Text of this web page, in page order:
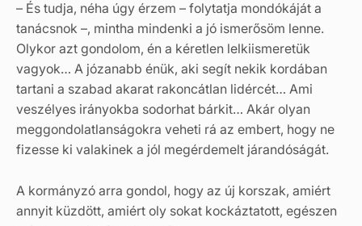
– És tudja, néha úgy érzem – folytatja mondókáját a
tanácsnok –, mintha mindenki a jó ismerősöm lenne.
Olykor azt gondolom, én a kéretlen lelkiismeretük
vagyok… A józanabb énük, aki segít nekik kordában
tartani a szabad akarat rakoncátlan lidércét… Ami
veszélyes irányokba sodorhat bárkit… Akár olyan
meggondolatlanságokra veheti rá az embert, hogy ne
fizesse ki valakinek a jól megérdemelt járandóságát.
A kormányzó arra gondol, hogy az új korszak, amiért
annyit küzdött, amiért oly sokat kockáztatott, egészen